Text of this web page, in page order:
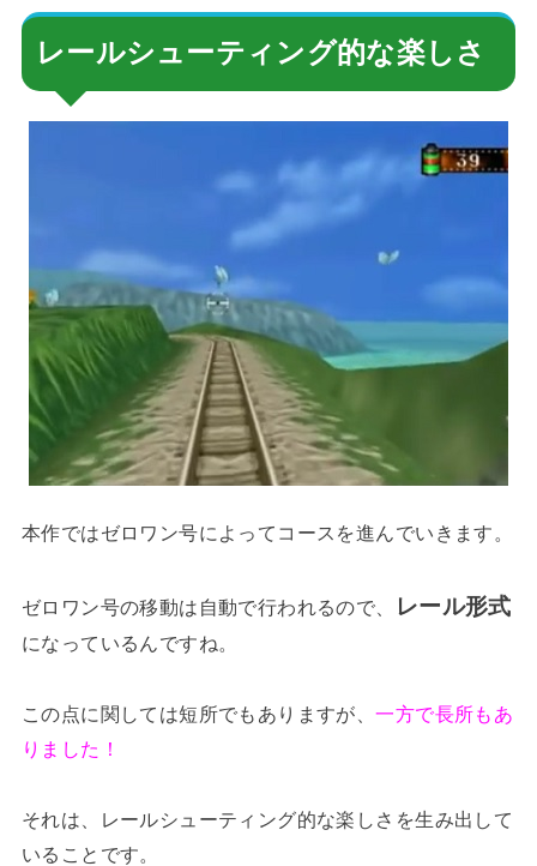
レールシューティング的な楽しさ
本作ではゼロワン号によってコースを進んでいきます。
ゼロワン号の移動は自動で行われるので、 レール形式
になっているんですね。
この点に関しては短所でもありますが、一方で長所もあ
りました！
それは、レールシューティング的な楽しさを生み出して
いることです。